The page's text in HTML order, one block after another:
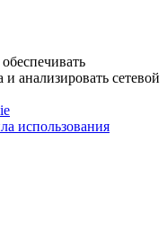
анализировать сетевой
использования